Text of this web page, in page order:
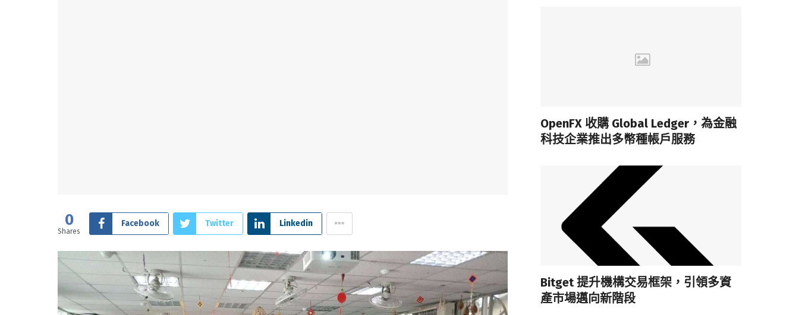
0
Shares
Facebook Twitter Linkedin
OpenFX 收購 Global Ledger，為金融
科技企業推出多幣種帳戶服務
Bitget 提升機構交易框架，引領多資
產市場邁向新階段